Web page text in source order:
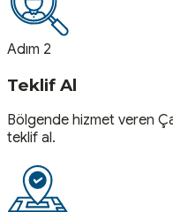
Adım 2
Teklif Al
Bölgende hizmet veren
teklif al.